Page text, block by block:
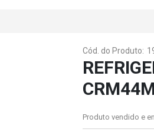
Cód. do Produto:
Produto vendido e